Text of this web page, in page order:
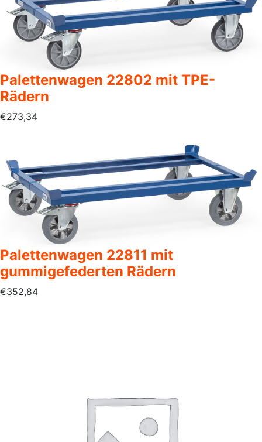
Palettenwagen 22802 mit TPE-
Rädern
€273,34
Palettenwagen 22811 mit
gummigefederten Rädern
€352,84